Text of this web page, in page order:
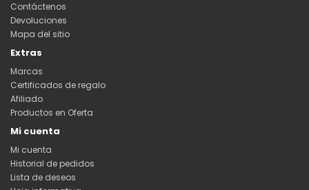
Contáctenos
Devoluciones
Mapa del sitio
Extras
Marcas
Certificados de regalo
Afiliado
Productos en Oferta
Mi cuenta
Mi cuenta
Historial de pedidos
Lista de deseos